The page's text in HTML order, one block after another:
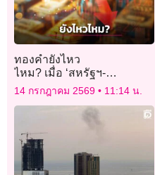
ทองคำยังไหว
ไหม? เมื่อ ‘สหรัฐฯ-
อิหร่าน’ ปะทุรอบใหม่
14 กรกฎาคม 2569 11:14 น.